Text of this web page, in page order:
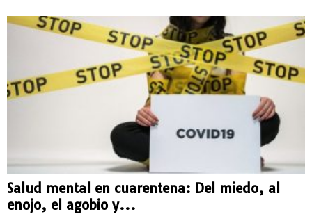
Salud mental en cuarentena: Del miedo, al
enojo, el agobio y...